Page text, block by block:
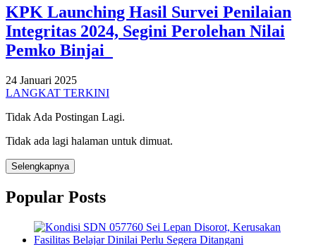
KPK Launching Hasil Survei Penilaian
Integritas 2024, Segini Perolehan Nilai
Pemko Binjai
24 Januari 2025
LANGKAT TERKINI
Tidak Ada Postingan Lagi.
Tidak ada lagi halaman untuk dimuat.
Selengkapnya
Popular Posts